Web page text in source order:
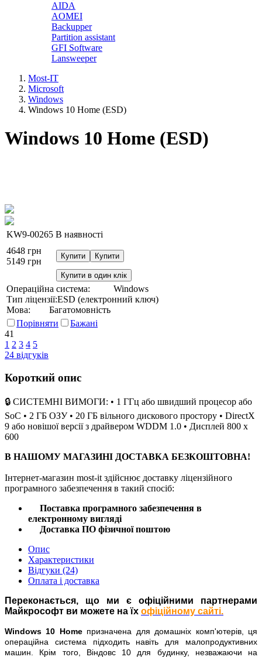
AIDA
AOMEI
Backupper
Partition assistant
GFI Software
Lansweeper
Most-IT
Microsoft
Windows
Windows 10 Home (ESD)
Windows 10 Home (ESD)
KW9-00265 В наявності
4648 грн
5149 грн
Купити Купити
Купити в один клік
Операційна система:
Windows
Тип ліцензії:ESD (електронний ключ)
Мова:
Багатомовність
Порівняти
Бажані
41
1 2 3 4 5
24 відгуків
Короткий опис
🔒 СИСТЕМНІ ВИМОГИ: • 1 ГГц або швидший процесор або
SoC • 2 ГБ ОЗУ • 20 ГБ вільного дискового простору • DirectX
9 або новішої версії з драйвером WDDM 1.0 • Дисплей 800 x
600
В НАШОМУ МАГАЗИНІ ДОСТАВКА БЕЗКОШТОВНА!
Інтернет-магазин most-it здійснює доставку ліцензійного
програмного забезпечення в такий спосіб:
Поставка програмного забезпечення в
електронному вигляді
Доставка ПО фізичної поштою
Опис
Характеристики
Відгуки (24)
Оплата і доставка
Переконається, що ми є офіційними партнерами
Майкрософт ви можете на їх офіційному сайті.
Windows 10 Homeпризначена для домашніх комп'ютерів, ця
операційна система підходить навіть для малопродуктивних
машин. Крім того, Віндовс 10 для будинку, незважаючи на